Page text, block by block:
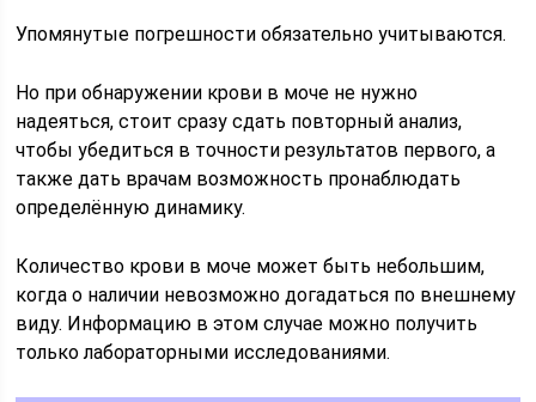
Упомянутые погрешности обязательно учитываются.
Но при обнаружении крови в моче не нужно
надеяться, стоит сразу сдать повторный анализ,
чтобы убедиться в точности результатов первого, а
также дать врачам возможность пронаблюдать
определённую динамику.
Количество крови в моче может быть небольшим,
когда о наличии невозможно догадаться по внешнему
виду. Информацию в этом случае можно получить
только лабораторными исследованиями.